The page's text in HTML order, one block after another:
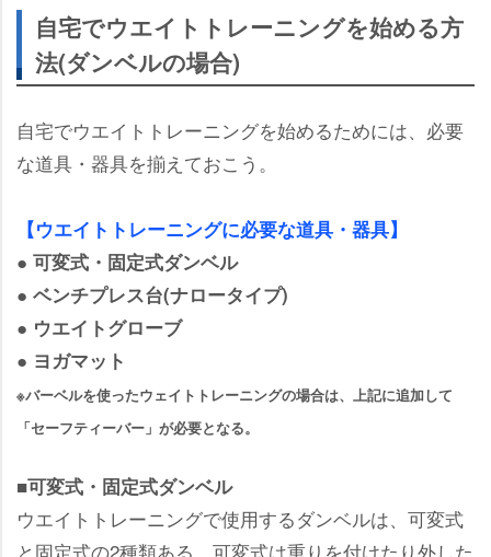
自宅でウエイトトレーニングを始める方
法(ダンベルの場合)
自宅でウエイトトレーニングを始めるためには、必要
な道具・器具を揃えておこう。
【ウエイトトレーニングに必要な道具・器具】
● 可変式・固定式ダンベル
● ベンチプレス台(ナロータイプ)
● ウエイトグローブ
● ヨガマット
※バーベルを使ったウェイトトレーニングの場合は、上記に追加して
「セーフティーバー」が必要となる。
■可変式・固定式ダンベル
ウエイトトレーニングで使用するダンベルは、可変式
と固定式の2種類ある。可変式は重りを付けたり外した